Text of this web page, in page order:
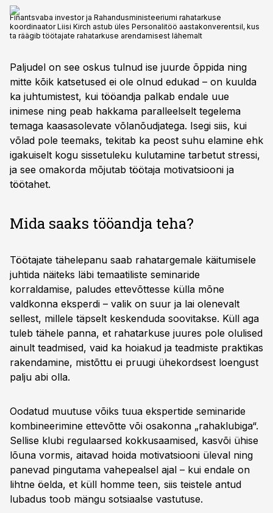
Finantsvaba investor ja Rahandusministeeriumi rahatarkuse
koordinaator Liisi Kirch astub üles Personalitöö aastakonverentsil, kus
ta räägib töötajate rahatarkuse arendamisest lähemalt
Paljudel on see oskus tulnud ise juurde õppida ning
mitte kõik katsetused ei ole olnud edukad – on kuulda
ka juhtumistest, kui tööandja palkab endale uue
inimese ning peab hakkama paralleelselt tegelema
temaga kaasasolevate võlanõudjatega. Isegi siis, kui
võlad pole teemaks, tekitab ka peost suhu elamine ehk
igakuiselt kogu sissetuleku kulutamine tarbetut stressi,
ja see omakorda mõjutab töötaja motivatsiooni ja
töötahet.
Mida saaks tööandja teha?
Töötajate tähelepanu saab rahatargemale käitumisele
juhtida näiteks läbi temaatiliste seminaride
korraldamise, paludes ettevõttesse külla mõne
valdkonna eksperdi – valik on suur ja lai olenevalt
sellest, millele täpselt keskenduda soovitakse. Küll aga
tuleb tähele panna, et rahatarkuse juures pole olulised
ainult teadmised, vaid ka hoiakud ja teadmiste praktikas
rakendamine, mistõttu ei pruugi ühekordsest loengust
palju abi olla.
Oodatud muutuse võiks tuua ekspertide seminaride
kombineerimine ettevõtte või osakonna „rahaklubiga“.
Sellise klubi regulaarsed kokkusaamised, kasvõi ühise
lõuna vormis, aitavad hoida motivatsiooni üleval ning
panevad pingutama vahepealsel ajal – kui endale on
lihtne öelda, et küll homme teen, siis teistele antud
lubadus toob mängu sotsiaalse vastutuse.